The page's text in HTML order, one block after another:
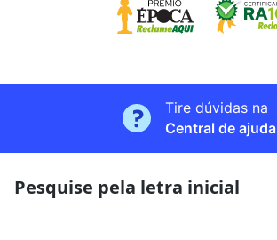
Tire dúvidas na
Central de ajuda
Pesquise pela letra inicial